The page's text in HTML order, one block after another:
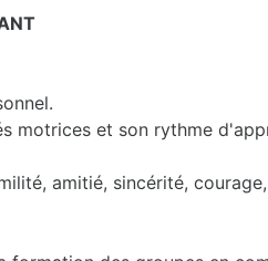
motrices et son rythme
amitié, sincérité,